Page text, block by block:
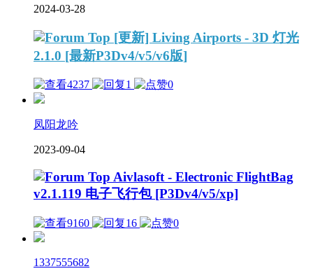
2024-03-28
[更新] Living Airports - 3D 灯光
2.1.0 [最新P3Dv4/v5/v6版]
4237 1 0
凤阳龙吟
2023-09-04
Aivlasoft - Electronic FlightBag
v2.1.119 电子飞行包 [P3Dv4/v5/xp]
9160 16 0
1337555682